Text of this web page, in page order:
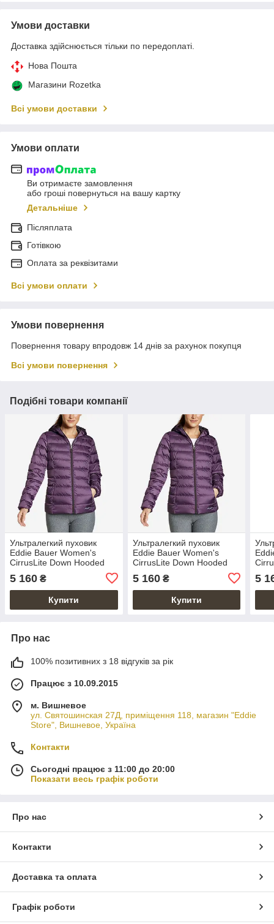
Умови доставки
Доставка здійснюється тільки по передоплаті.
Нова Пошта
Магазини Rozetka
Всі умови доставки
Умови оплати
Ви отримаєте замовлення
або гроші повернуться на вашу картку
Детальніше
Післяплата
Готівкою
Оплата за реквізитами
Всі умови оплати
Умови повернення
Повернення товару впродовж 14 днів за рахунок покупця
Всі умови повернення
Подібні товари компанії
Ультралегкий пуховик
Eddie Bauer Women's
CirrusLite Down Hooded
5 160 ₴
Купити
Ультралегкий пуховик
Eddie Bauer Women's
CirrusLite Down Hooded
5 160₴
Купити
5
Про нас
100% позитивних з 18 відгуків за рік
Працює з 10.09.2015
м. Вишневое
ул. Святошинская 27Д, приміщення 118, магазин "Eddie
Store", Вишневое, Україна
Контакти
Сьогодні працює з 11:00 до 20:00
Показати весь графік роботи
Про нас
Контакти
Доставка та оплата
Графік роботи